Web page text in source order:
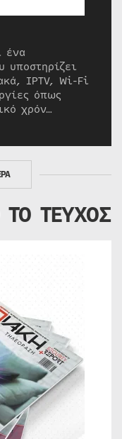
ένα
υποστηρίζει
IPTV, Wi-Fi
όπως
χρόν…
ΤΕΥΧΟΣ